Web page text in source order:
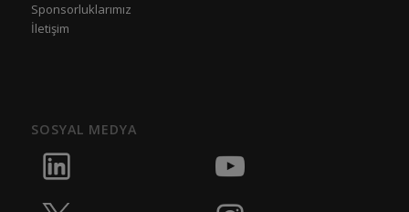
Sponsorluklarımız
İletişim
SOSYAL MEDYA